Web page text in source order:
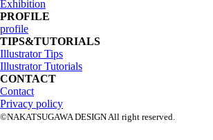
Exhibition
PROFILE
profile
TIPS&TUTORIALS
Illustrator Tips
Illustrator Tutorials
CONTACT
Contact
Privacy policy
©NAKATSUGAWA DESIGN All right reserved.